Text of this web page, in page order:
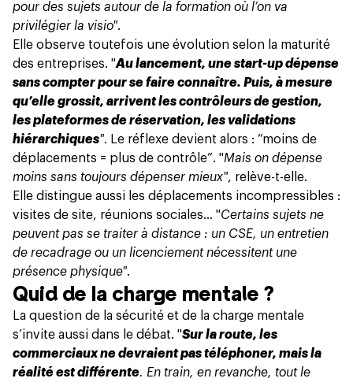
pour des sujets autour de la formation où l’on va
privilégier la visio".
Elle observe toutefois une évolution selon la maturité
des entreprises. "Au lancement, une start-up dépense
sans compter pour se faire connaître. Puis, à mesure
qu’elle grossit, arrivent les contrôleurs de gestion,
les plateformes de réservation, les validations
hiérarchiques". Le réflexe devient alors : “moins de
déplacements = plus de contrôle”. "Mais on dépense
moins sans toujours dépenser mieux", relève-t-elle.
Elle distingue aussi les déplacements incompressibles :
visites de site, réunions sociales… "Certains sujets ne
peuvent pas se traiter à distance : un CSE, un entretien
de recadrage ou un licenciement nécessitent une
présence physique".
Quid de la charge mentale ?
La question de la sécurité et de la charge mentale
s’invite aussi dans le débat. "Sur la route, les
commerciaux ne devraient pas téléphoner, mais la
réalité est différente. En train, en revanche, tout le